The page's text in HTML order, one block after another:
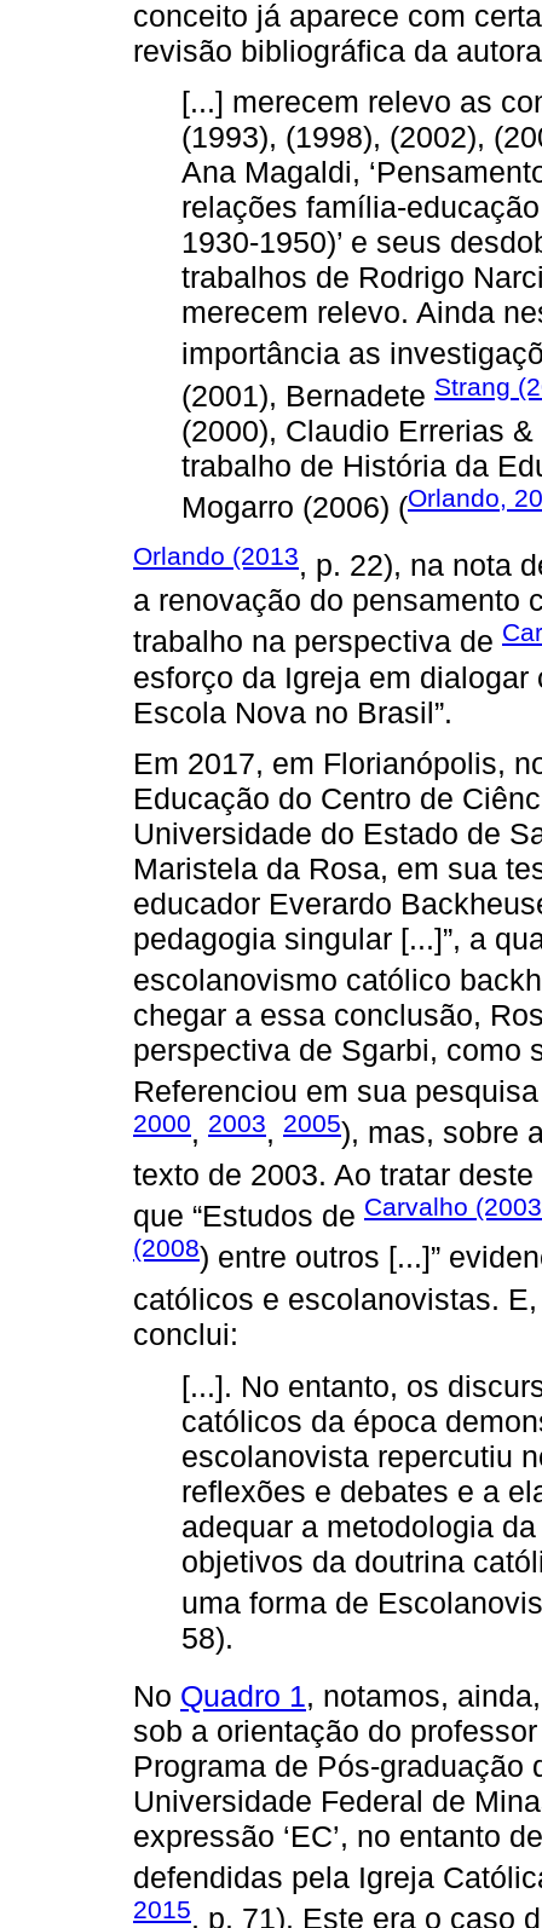
conceito já aparece com
revisão bibliográfica da
[...] merecem relevo as
(1993), (1998), (2002),
Ana Magaldi,
relações família-
1930-1950)’ e seus
trabalhos de Rodrigo
merecem relevo. Ainda
importância as
(2001), Bernadete Strang
(2000), Claudio Errerias
trabalho de História da
Mogarro (2006) (Orlando,
Orlando (2013, p. 22), na nota
a renovação do pensamento
trabalho na perspectiva de
esforço da Igreja em
Escola Nova no Brasil”.
Em 2017, em Florianópolis,
Educação do Centro de
Universidade do Estado de
Maristela da Rosa, em sua
educador Everardo
pedagogia singular [...]”, a
escolanovismo católico
chegar a essa conclusão,
perspectiva de Sgarbi, como
Referenciou em sua
2000, 2003, 2005), mas, sobre
texto de 2003. Ao tratar
que “Estudos de Carvalho (2003
(2008) entre outros [...]”
católicos e escolanovistas.
conclui:
[...]. No entanto, os
católicos da época
escolanovista repercutiu
reflexões e debates e a
adequar a metodologia
objetivos da doutrina
uma forma de
58).
No Quadro 1, notamos,
sob a orientação do
Programa de Pós-graduação
Universidade Federal de
expressão ‘EC’, no entanto
defendidas pela Igreja
2015, p. 71). Este era o caso